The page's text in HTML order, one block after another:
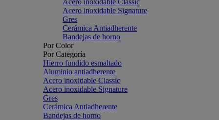
Acero inoxidable Classic
Acero inoxidable Signature
Gres
Cerámica Antiadherente
Bandejas de horno
Por Color
Por Categoría
Hierro fundido esmaltado
Aluminio antiadherente
Acero inoxidable Classic
Acero inoxidable Signature
Gres
Cerámica Antiadherente
Bandejas de horno